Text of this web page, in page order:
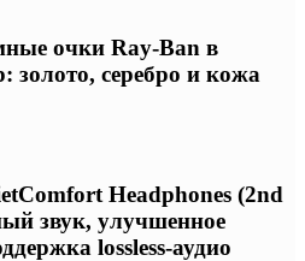
очки Ray-Ban в
золото, серебро и кожа
Headphones (2nd
звук, улучшенное
lossless-аудио